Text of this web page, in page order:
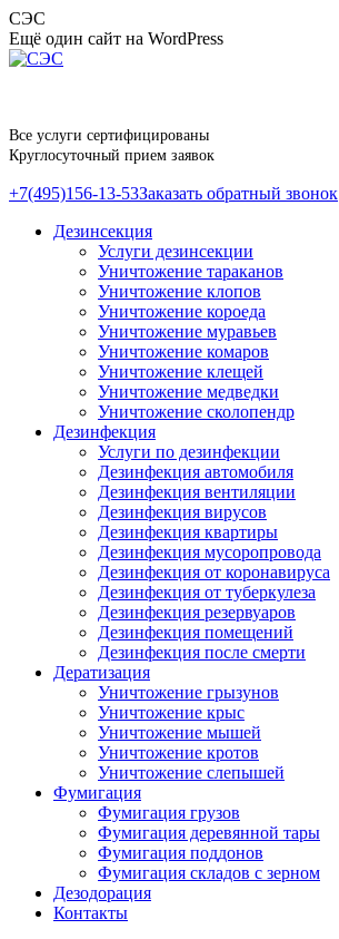
Перейти
к
содержанию
СЭС
Ещё один сайт на WordPress
Все услуги сертифицированы
Круглосуточный прием заявок
+7(495)156-13-53Заказать обратный звонок
Дезинсекция
Услуги дезинсекции
Уничтожение тараканов
Уничтожение клопов
Уничтожение короеда
Уничтожение муравьев
Уничтожение комаров
Уничтожение клещей
Уничтожение медведки
Уничтожение сколопендр
Дезинфекция
Услуги по дезинфекции
Дезинфекция автомобиля
Дезинфекция вентиляции
Дезинфекция вирусов
Дезинфекция квартиры
Дезинфекция мусоропровода
Дезинфекция от коронавируса
Дезинфекция от туберкулеза
Дезинфекция резервуаров
Дезинфекция помещений
Дезинфекция после смерти
Дератизация
Уничтожение грызунов
Уничтожение крыс
Уничтожение мышей
Уничтожение кротов
Уничтожение слепышей
Фумигация
Фумигация грузов
Фумигация деревянной тары
Фумигация поддонов
Фумигация складов с зерном
Дезодорация
Контакты